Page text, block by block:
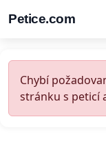
Petice.com
Chybí
stránku s peticí